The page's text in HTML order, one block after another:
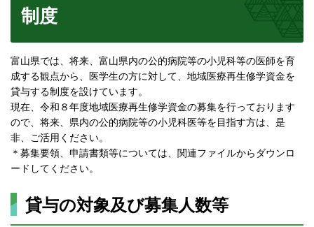
制度
富山県では、将来、富山県内の公的病院等の小児科等の医師を育
成する観点から、医学生の方に対して、地域医療再生修学資金を
貸与する制度を設けています。
現在、令和８年度地域医療再生修学資金の募集を行っております
ので、将来、県内の公的病院等の小児科医等を目指す方は、是
非、ご活用ください。
＊募集要領、申請書類等については、関連ファイルからダウンロ
ードしてください。
貸与の対象及び募集人数等